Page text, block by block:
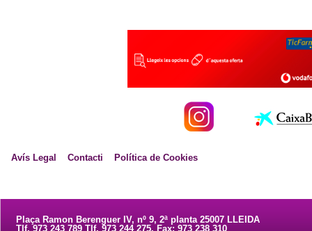
Avís Legal Contacti Política de Cookies
Plaça Ramon Berenguer IV, nº 9, 2ª planta 25007 LLEIDA
Tlf. 973 243 789 Tlf. 973 244 275. Fax: 973 238 310